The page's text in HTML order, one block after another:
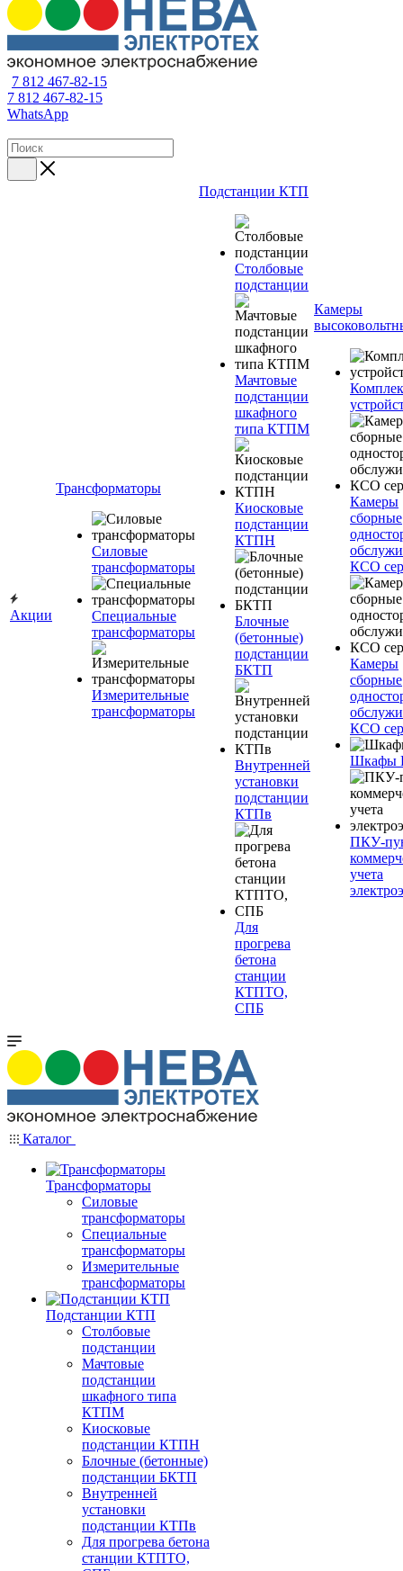
7 812 467-82-15
7 812 467-82-15
WhatsApp
Акции
Трансформаторы
Силовые
трансформаторы
Специальные
трансформаторы
Измерительные
трансформаторы
Подстанции КТП
Столбовые
подстанции
Мачтовые
подстанции
шкафного
типа КТПМ
Киосковые
подстанции
КТПН
Блочные
(бетонные)
подстанции
БКТП
Внутренней
установки
подстанции
КТПв
Для
прогрева
бетона
станции
КТПТО,
СПБ
Камеры
Камеры
сборные
КСО
Камеры
сборные
КСО
Шкафы
ПКУ-
учета
Каталог
Трансформаторы
Силовые
трансформаторы
Специальные
трансформаторы
Измерительные
трансформаторы
Подстанции КТП
Столбовые
подстанции
Мачтовые
подстанции
шкафного типа
КТПМ
Киосковые
подстанции КТПН
Блочные (бетонные)
подстанции БКТП
Внутренней
установки
подстанции КТПв
Для прогрева бетона
станции КТПТО,